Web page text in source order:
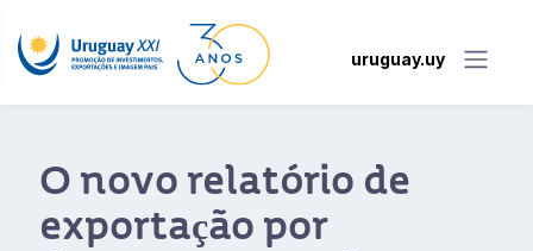
uruguay.uy
O novo relatório de
exportação por